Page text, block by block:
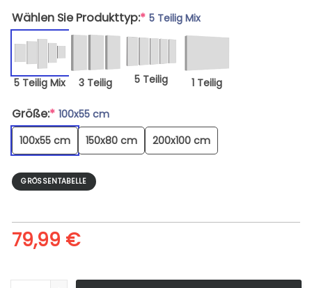
Wählen Sie Produkttyp:* 5 Teilig Mix
5 Teilig Mix 3 Teilig 5 Teilig 1 Teilig
Größe:* 100x55 cm
100x55 cm
150x80 cm 200x100 cm
GRÖSSENTABELLE
79,99 €